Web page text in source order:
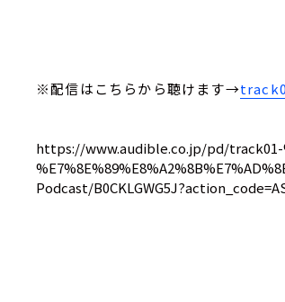
※配信はこちらから聴けます→
https://www.audible.co.jp/pd/track01-
Podcast/